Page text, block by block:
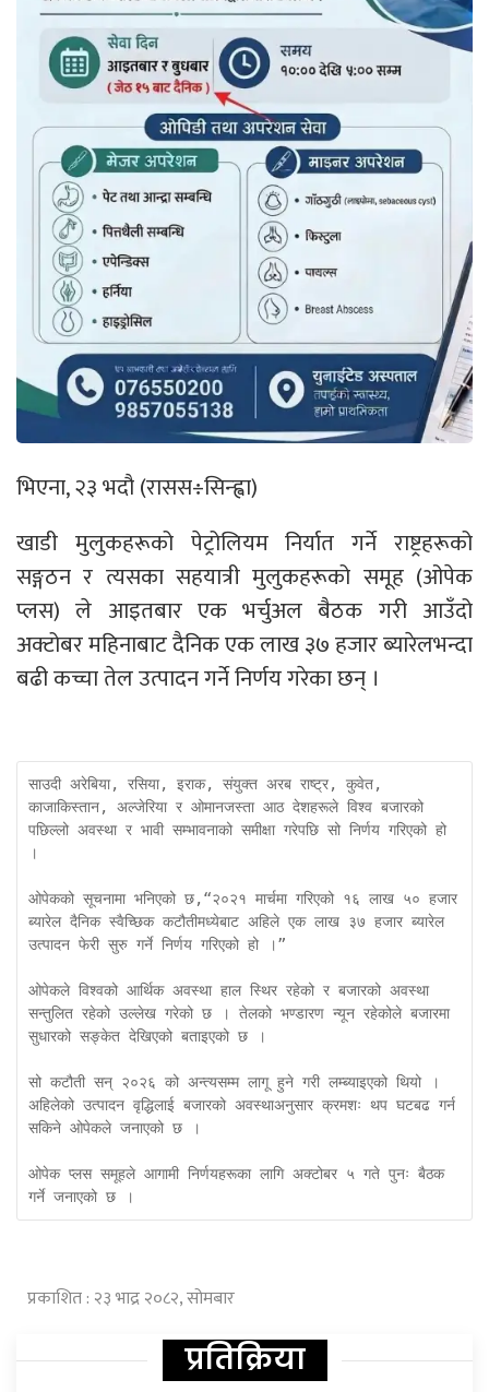
भिएना, २३ भदौ (रासस÷सिन्ह्वा)
खाडी मुलुकहरूको पेट्रोलियम निर्यात गर्ने राष्ट्रहरूको
सङ्गठन र त्यसका सहयात्री मुलुकहरूको समूह (ओपेक
प्लस) ले आइतबार एक भर्चुअल बैठक गरी आउँदो
अक्टोबर महिनाबाट दैनिक एक लाख ३७ हजार ब्यारेलभन्दा
बढी कच्चा तेल उत्पादन गर्ने निर्णय गरेका छन् ।
साउदी अरेबिया, रसिया, इराक, संयुक्त अरब राष्ट्र, कुवेत,
काजाकिस्तान, अल्जेरिया र ओमानजस्ता आठ देशहरूले विश्व बजारको
पछिल्लो अवस्था र भावी सम्भावनाको समीक्षा गरेपछि सो निर्णय गरिएको हो
।
ओपेकको सूचनामा भनिएको छ,“२०२१ मार्चमा गरिएको १६ लाख ५० हजार
ब्यारेल दैनिक स्वैच्छिक कटौतीमध्येबाट अहिले एक लाख ३७ हजार ब्यारेल
उत्पादन फेरी सुरु गर्ने निर्णय गरिएको हो ।”
ओपेकले विश्वको आर्थिक अवस्था हाल स्थिर रहेको र बजारको अवस्था
सन्तुलित रहेको उल्लेख गरेको छ । तेलको भण्डारण न्यून रहेकोले बजारमा
सुधारको सङ्केत देखिएको बताइएको छ ।
सो कटौती सन् २०२६ को अन्त्यसम्म लागू हुने गरी लम्ब्याइएको थियो ।
अहिलेको उत्पादन वृद्धिलाई बजारको अवस्थाअनुसार क्रमशः थप घटबढ गर्न
सकिने ओपेकले जनाएको छ ।
ओपेक प्लस समूहले आगामी निर्णयहरूका लागि अक्टोबर ५ गते पुनः बैठक
गर्ने जनाएको छ ।
प्रकाशित : २३ भाद्र २०८२, सोमबार
प्रतिक्रिया